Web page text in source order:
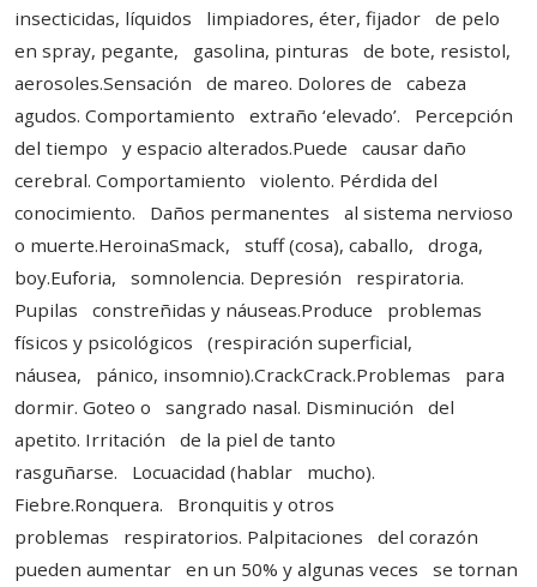
insecticidas, líquidos limpiadores, éter, fijador de pelo
en spray, pegante, gasolina, pinturas de bote, resistol,
aerosoles.Sensación de mareo. Dolores de cabeza
agudos. Comportamiento extraño ‘elevado’. Percepción
del tiempo y espacio alterados.Puede causar daño
cerebral. Comportamiento violento. Pérdida del
conocimiento. Daños permanentes al sistema nervioso
o muerte.HeroinaSmack, stuff (cosa), caballo, droga,
boy.Euforia, somnolencia. Depresión respiratoria.
Pupilas constreñidas y náuseas.Produce problemas
físicos y psicológicos (respiración superficial,
náusea, pánico, insomnio).CrackCrack.Problemas para
dormir. Goteo o sangrado nasal. Disminución del
apetito. Irritación de la piel de tanto
rasguñarse. Locuacidad (hablar mucho).
Fiebre.Ronquera. Bronquitis y otros
problemas respiratorios. Palpitaciones del corazón
pueden aumentar en un 50% y algunas veces se tornan